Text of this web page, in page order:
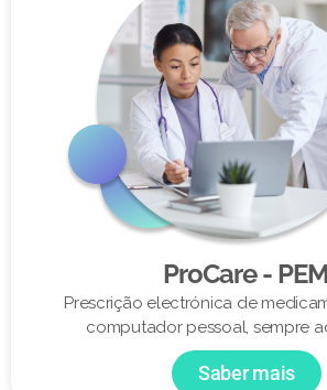
ProCare - PEM
Prescrição electrónica de
computador pessoal, sempre
Saber mais